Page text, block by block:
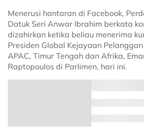
Menerusi hantaran di Facebook,
Datuk Seri Anwar Ibrahim berkata
dizahirkan ketika beliau menerima
Presiden Global Kejayaan
APAC, Timur Tengah dan Afrika,
Raptopoulos di Parlimen, hari ini.